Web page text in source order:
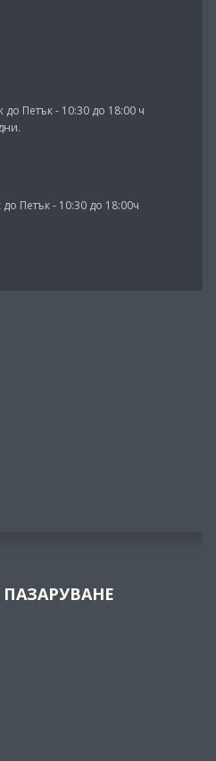
Петък - 10:30 до 18:00 ч
Петък - 10:30 до 18:00ч